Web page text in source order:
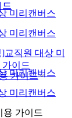
가이드
미리캔버스
미리캔버스
직원 대상 미
가이드
미리캔버스
미리캔버스
용 가이드